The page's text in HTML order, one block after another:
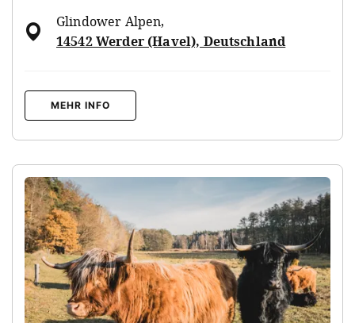
Glindower Alpen,
14542 Werder (Havel), Deutschland
MEHR INFO